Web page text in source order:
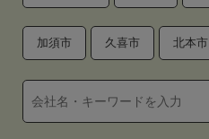
加須市 久喜市 北本市